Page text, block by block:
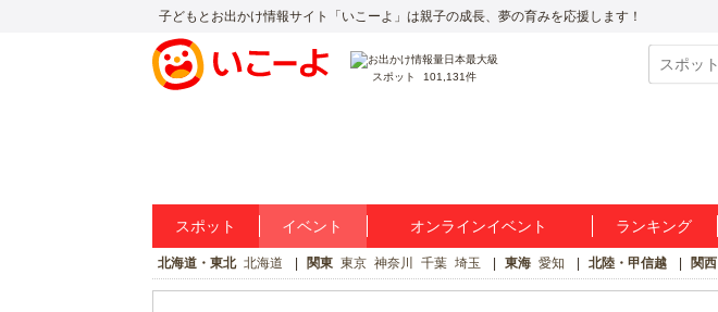
子どもとお出かけ情報サイト「いこーよ」は親子の成長、夢の育みを応援します！
スポット 101,131件
スポット イベント オンラインイベント ランキング
北海道・東北 北海道 関東 東京 神奈川 千葉 埼玉 東海 愛知 北陸・甲信越 関西